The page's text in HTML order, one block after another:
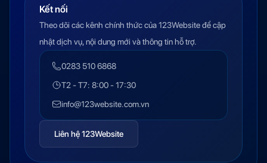
Kết nối
Theo dõi các kênh chính thức của 123Website để cập
nhật dịch vụ, nội dung mới và thông tin hỗ trợ.
0283 510 6868
T2 - T7: 8:00 - 17:30
info@123website.com.vn
Liên hệ 123Website